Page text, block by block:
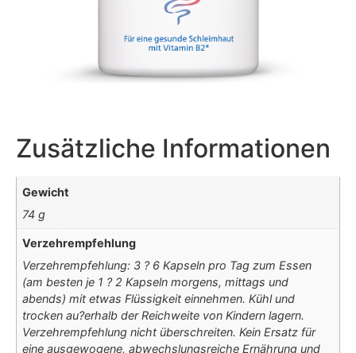
Zusätzliche Informationen
Gewicht
74 g
Verzehrempfehlung
Verzehrempfehlung: 3 ? 6 Kapseln pro Tag zum Essen
(am besten je 1 ? 2 Kapseln morgens, mittags und
abends) mit etwas Flüssigkeit einnehmen. Kühl und
trocken au?erhalb der Reichweite von Kindern lagern.
Verzehrempfehlung nicht überschreiten. Kein Ersatz für
eine ausgewogene, abwechslungsreiche Ernährung und